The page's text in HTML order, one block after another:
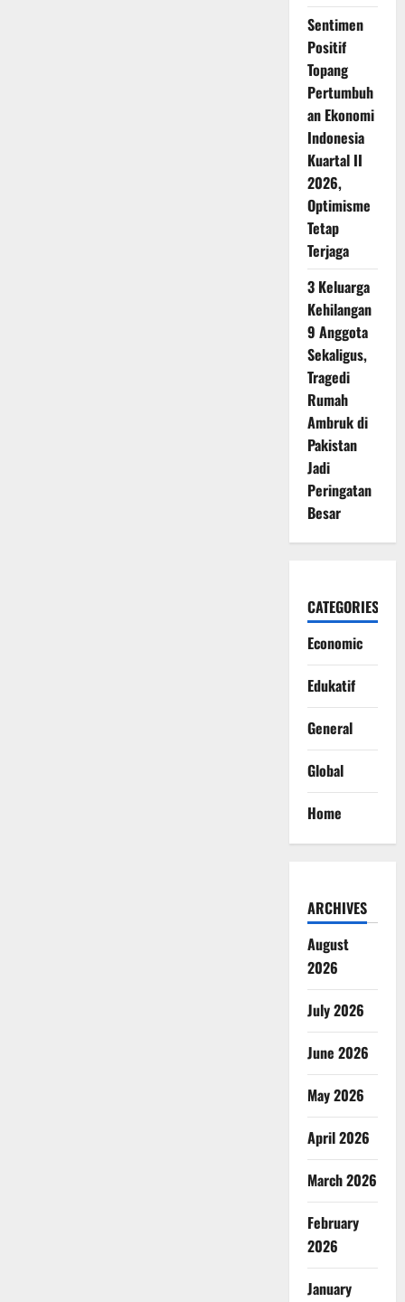
Sentimen
Positif
Topang
Pertumbuh
an Ekonomi
Indonesia
Kuartal II
2026,
Optimisme
Tetap
Terjaga
3 Keluarga
Kehilangan
9 Anggota
Sekaligus,
Tragedi
Rumah
Ambruk di
Pakistan
Jadi
Peringatan
Besar
CATEGORIES
Economic
Edukatif
General
Global
Home
ARCHIVES
August
2026
July 2026
June 2026
May 2026
April 2026
March 2026
February
2026
January